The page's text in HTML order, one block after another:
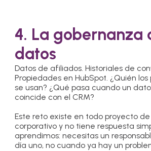
4. La gobernanza
datos
Datos de afiliados. Historiales de
Propiedades en HubSpot. ¿Quién
se usan? ¿Qué pasa cuando un
coincide con el CRM?
Este reto existe en todo proyecto de
corporativo y no tiene respuesta
aprendimos: necesitas un
día uno, no cuando ya hay un